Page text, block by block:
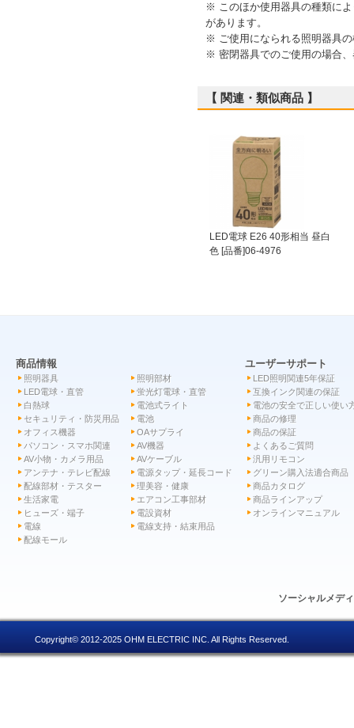
※ このほか使用器具の種類に
があります。
※ ご使用になられる照明器具
※ 密閉器具でのご使用の場合
【 関連・類似商品 】
LED電球 E26 40形相当 昼白
色 [品番]06-4976
商品情報
照明器具
照明部材
LED電球・直管
蛍光灯電球・直管
白熱球
電池式ライト
セキュリティ・防災用品
電池
オフィス機器
OAサプライ
パソコン・スマホ関連
AV機器
AV小物・カメラ用品
AVケーブル
アンテナ・テレビ配線
電源タップ・延長コード
配線部材・テスター
理美容・健康
生活家電
エアコン工事部材
ヒューズ・端子
電設資材
電線
電線支持・結束用品
配線モール
ユーザーサポート
LED照明関連5年保証
互換インク関連の保証
電池の安全で正しい使い
商品の修理
商品の保証
よくあるご質問
汎用リモコン
グリーン購入法適合商品
商品カタログ
商品ラインアップ
オンラインマニュアル
ソーシャルメデ
Copyright© 2012-2025 OHM ELECTRIC INC. All Rights Reserved.